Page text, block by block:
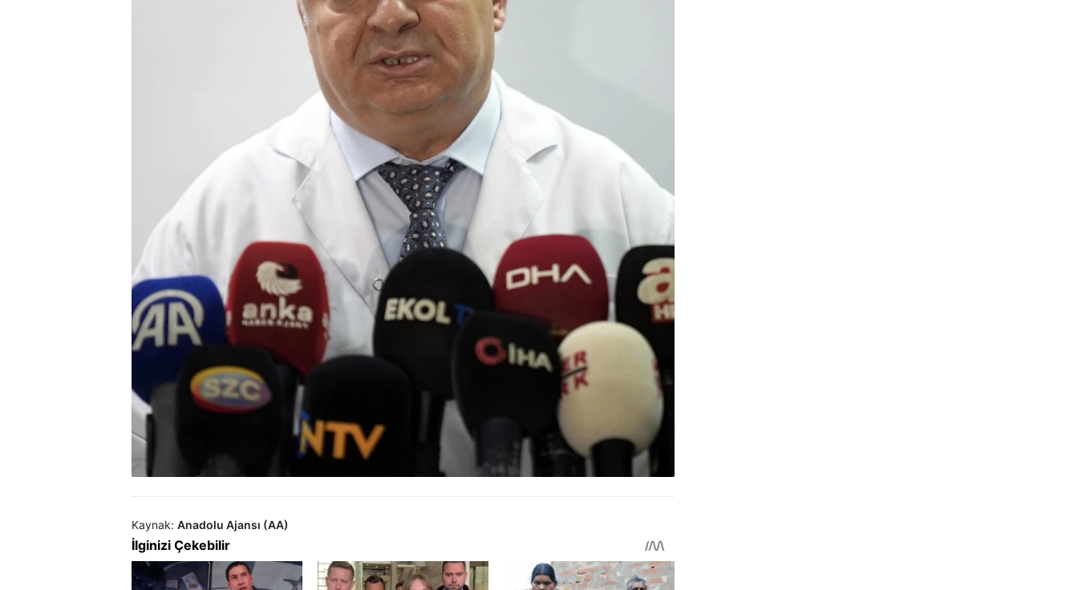
Kaynak: Anadolu Ajansı (AA)